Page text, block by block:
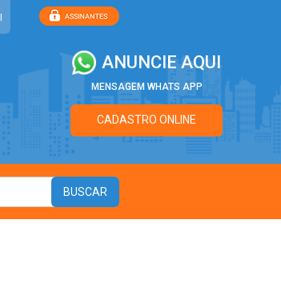
ANUNCIE AQUI
MENSAGEM WHATS APP
CADASTRO ONLINE